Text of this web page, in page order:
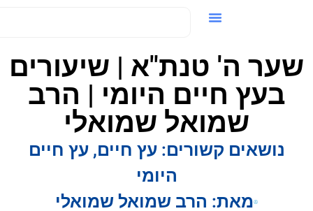
ה' טנת"א | שיעורים
בעץ חיים היומי | הרב
שמואל שמואלי
נושאים קשורים: עץ חיים,עץ חיים
היומי
מאת:הרב שמואל שמואלי